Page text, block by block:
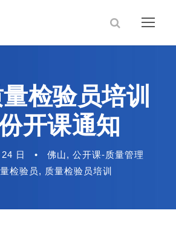
检验员培训
开课通知
日 • 佛山, 公开课-质量管理
检验员, 质量检验员培训